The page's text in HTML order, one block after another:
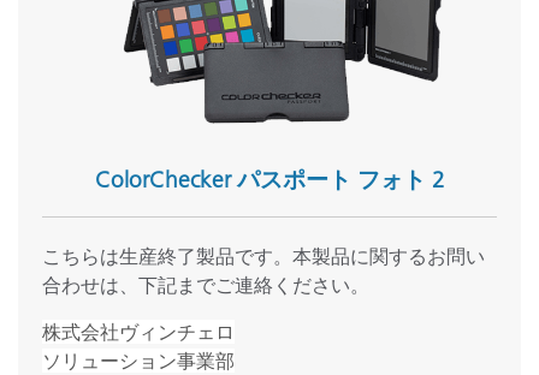
ColorChecker パスポート フォト 2
こちらは生産終了製品です。本製品に関するお問い
合わせは、下記までご連絡ください。
株式会社ヴィンチェロ
ソリューション事業部